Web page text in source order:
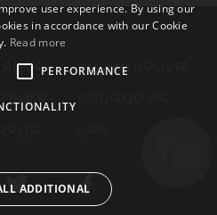
ବ୍ୟବହାର ସର୍ତ୍ତାବଳୀ
ENGLISH
user experience. By using our
in accordance with our Cookie
Read more
PERFORMANCE
ADDITIONAL